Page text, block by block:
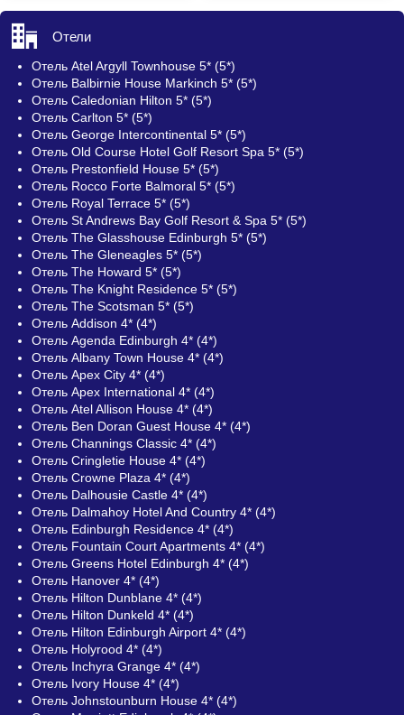
Отели
Отель Atel Argyll Townhouse 5* (5*)
Отель Balbirnie House Markinch 5* (5*)
Отель Caledonian Hilton 5* (5*)
Отель Carlton 5* (5*)
Отель George Intercontinental 5* (5*)
Отель Old Course Hotel Golf Resort Spa 5* (5*)
Отель Prestonfield House 5* (5*)
Отель Rocco Forte Balmoral 5* (5*)
Отель Royal Terrace 5* (5*)
Отель St Andrews Bay Golf Resort & Spa 5* (5*)
Отель The Glasshouse Edinburgh 5* (5*)
Отель The Gleneagles 5* (5*)
Отель The Howard 5* (5*)
Отель The Knight Residence 5* (5*)
Отель The Scotsman 5* (5*)
Отель Addison 4* (4*)
Отель Agenda Edinburgh 4* (4*)
Отель Albany Town House 4* (4*)
Отель Apex City 4* (4*)
Отель Apex International 4* (4*)
Отель Atel Allison House 4* (4*)
Отель Ben Doran Guest House 4* (4*)
Отель Channings Classic 4* (4*)
Отель Cringletie House 4* (4*)
Отель Crowne Plaza 4* (4*)
Отель Dalhousie Castle 4* (4*)
Отель Dalmahoy Hotel And Country 4* (4*)
Отель Edinburgh Residence 4* (4*)
Отель Fountain Court Apartments 4* (4*)
Отель Greens Hotel Edinburgh 4* (4*)
Отель Hanover 4* (4*)
Отель Hilton Dunblane 4* (4*)
Отель Hilton Dunkeld 4* (4*)
Отель Hilton Edinburgh Airport 4* (4*)
Отель Holyrood 4* (4*)
Отель Inchyra Grange 4* (4*)
Отель Ivory House 4* (4*)
Отель Johnstounburn House 4* (4*)